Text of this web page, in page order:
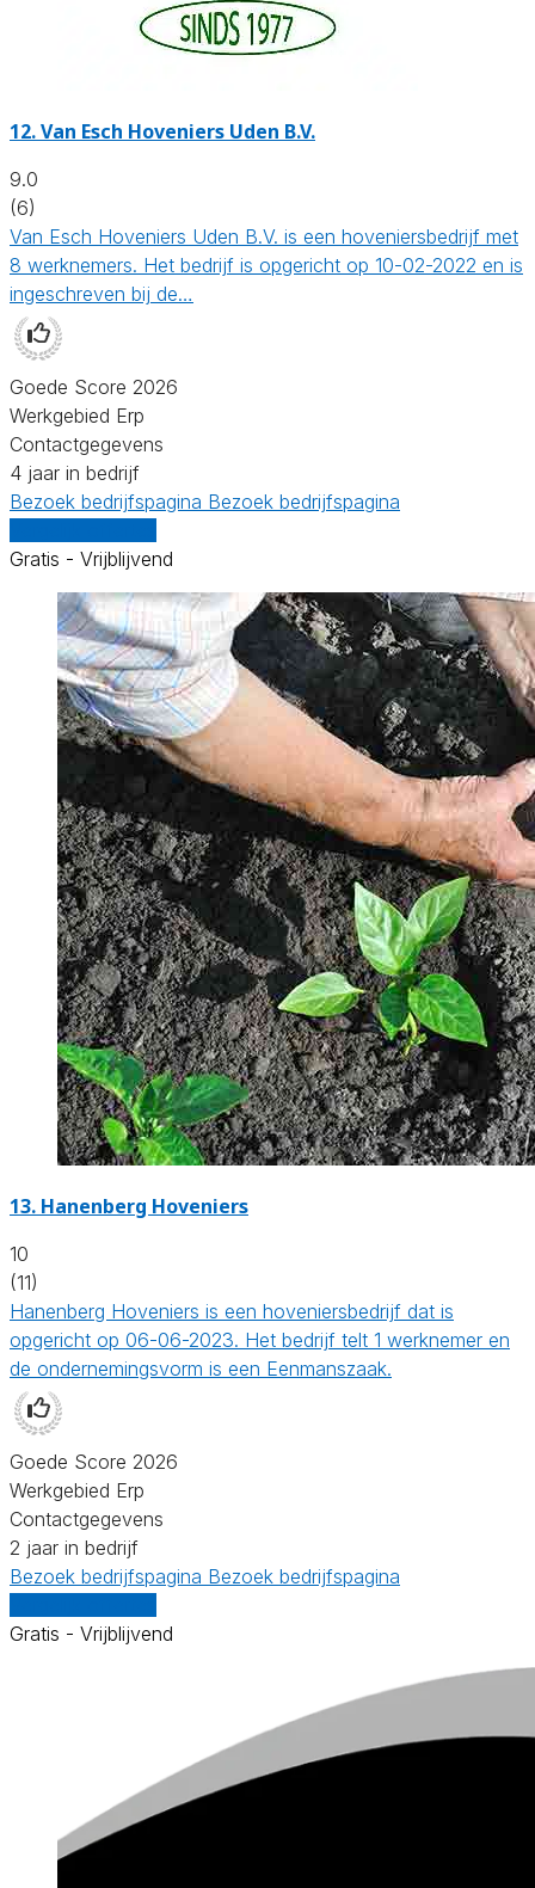
12.Van Esch Hoveniers Uden B.V.
9.0
(6)
Van Esch Hoveniers Uden B.V. is een hoveniersbedrijf met
8 werknemers. Het bedrijf is opgericht op 10-02-2022 en is
ingeschreven bij de…
Goede Score 2026
Werkgebied Erp
Contactgegevens
4 jaar in bedrijf
Bezoek bedrijfspagina Bezoek bedrijfspagina
Gratis - Vrijblijvend
13. Hanenberg Hoveniers
10
(11)
Hanenberg Hoveniers is een hoveniersbedrijf dat is
opgericht op 06-06-2023. Het bedrijf telt 1 werknemer en
de ondernemingsvorm is een Eenmanszaak.
Goede Score 2026
Werkgebied Erp
Contactgegevens
2 jaar in bedrijf
Bezoek bedrijfspagina Bezoek bedrijfspagina
Gratis - Vrijblijvend